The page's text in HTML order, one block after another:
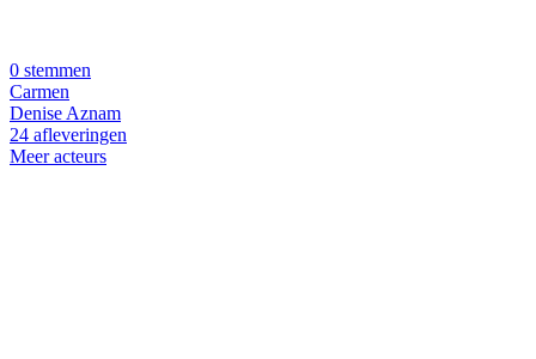
0 stemmen
Carmen
Denise Aznam
24 afleveringen
Meer acteurs